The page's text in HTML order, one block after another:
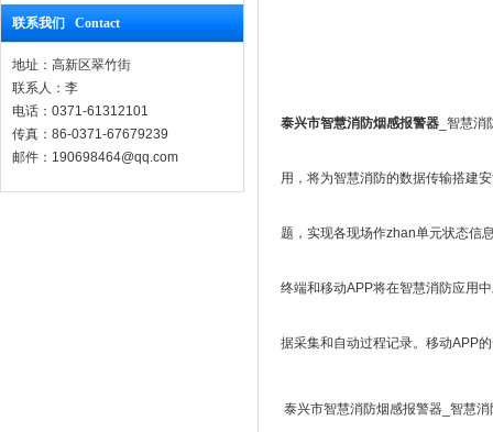
联系我们 Contact
地址：高新区翠竹街
联系人：李
电话：0371-61312101
传真：86-0371-67679239
邮件：190698464@qq.com
泰兴市智慧消防烟感报警器 _智慧
用，将为智慧消防的数据传输搭建
题，实现各现场作zhan单元状态信
终端和移动APP将在智慧消防应用
据采集和自动过程记录。移动APP
泰兴市智慧消防烟感报警器_智慧